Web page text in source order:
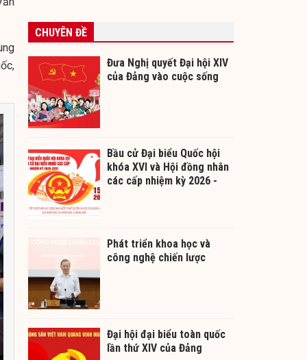
CHUYÊN ĐỀ
Đưa Nghị quyết Đại hội XIV
của Đảng vào cuộc sống
Bầu cử Đại biểu Quốc hội
khóa XVI và Hội đồng nhân
các cấp nhiệm kỳ 2026 -
Phát triển khoa học và
công nghệ chiến lược
Đại hội đại biểu toàn quốc
lần thứ XIV của Đảng